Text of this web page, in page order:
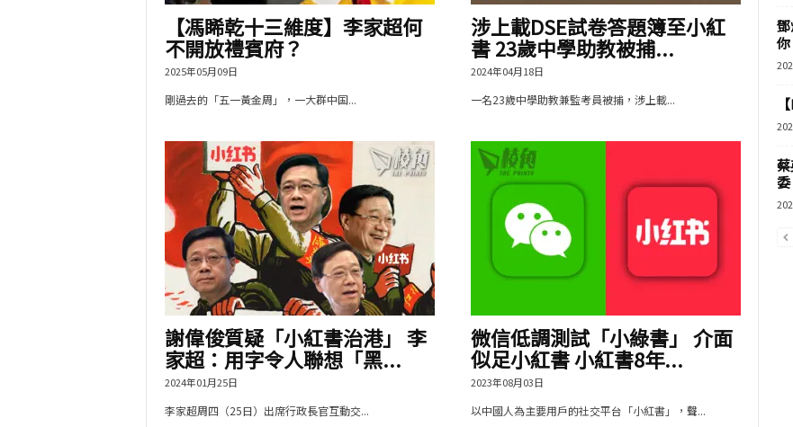
【馮睎乾十三維度】李家超何
不開放禮賓府？
2025年05月09日
剛過去的「五一黃金周」，一大群中国...
涉上載DSE試卷答題簿至小紅
書 23歲中學助教被捕...
2024年04月18日
一名23歲中學助教兼監考員被捕，涉上載...
謝偉俊質疑「小紅書治港」 李
家超：用字令人聯想「黑...
2024年01月25日
李家超周四（25日）出席行政長官互動交...
微信低調測試「小綠書」 介面
似足小紅書 小紅書8年...
2023年08月03日
以中國人為主要用戶的社交平台「小紅書」，聲...